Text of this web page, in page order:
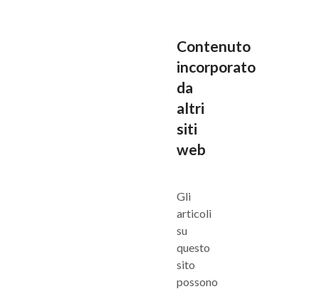
Contenuto
incorporato
da
altri
siti
web
Gli
articoli
su
questo
sito
possono